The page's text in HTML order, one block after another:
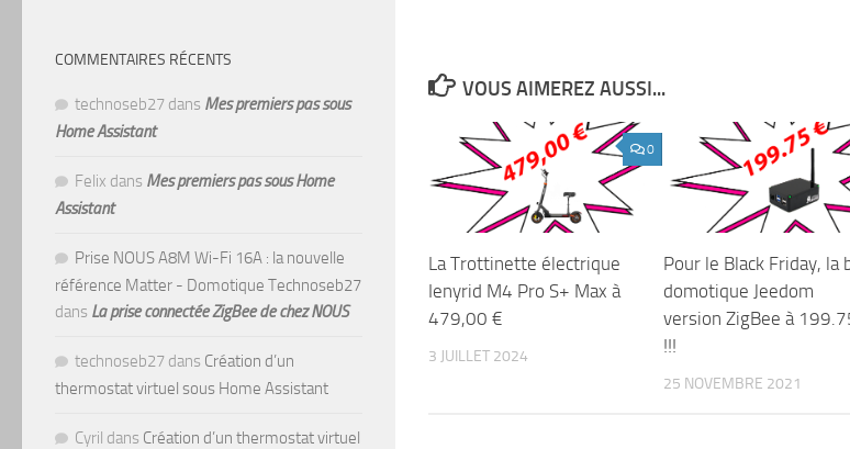
VOUS AIMEREZ AUSSI...
0
La Trottinette électrique
Ienyrid M4 Pro S+ Max à
479,00 €
3 JUILLET 2024
Pour le Black Friday, la
domotique Jeedom
version ZigBee à
!!!
25 NOVEMBRE 2021
COMMENTAIRES RÉCENTS
technoseb27 dans Mes premiers pas sous
Home Assistant
Felix dans Mes premiers pas sous Home
Assistant
Prise NOUS A8M Wi-Fi 16A : la nouvelle
référence Matter - Domotique Technoseb27
dans La prise connectée ZigBee de chez NOUS
technoseb27 dans Création d’un
thermostat virtuel sous Home Assistant
Cyril dans Création d’un thermostat virtuel